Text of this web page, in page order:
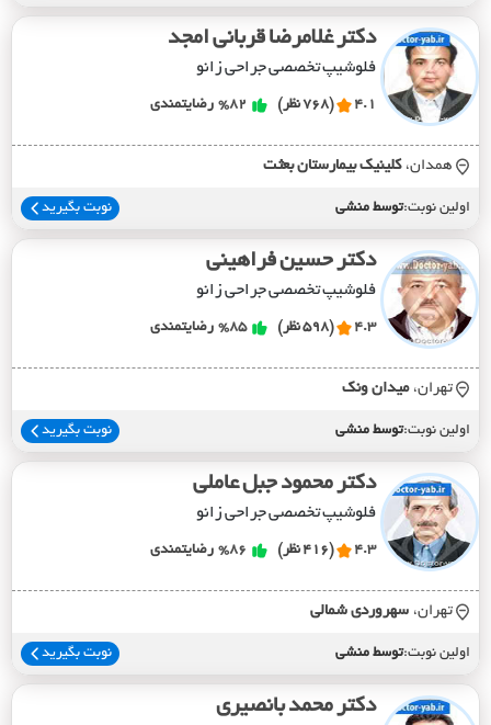
دکتر غلامرضا قربانی امجد
فلوشیپ تخصصی جراحی زانو
4.1 (768 نظر) %82 رضایتمندی
همدان، کلينيک بيمارستان بعثت
اولین نوبت:توسط منشی نوبت بگیرید
دکتر حسین فراهینی
فلوشیپ تخصصی جراحی زانو
4.3 (598 نظر) %85 رضایتمندی
تهران، ميدان ونک
اولین نوبت:توسط منشی نوبت بگیرید
دکتر محمود جبل عاملی
فلوشیپ تخصصی جراحی زانو
4.3 (416 نظر) %86 رضایتمندی
تهران، سهروردي شمالي
اولین نوبت:توسط منشی نوبت بگیرید
دکتر محمد بانصیری